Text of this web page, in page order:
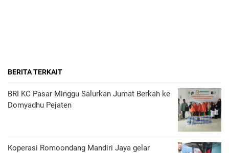
BERITA TERKAIT
BRI KC Pasar Minggu Salurkan Jumat Berkah ke
Domyadhu Pejaten
Koperasi Romoondang Mandiri Jaya gelar